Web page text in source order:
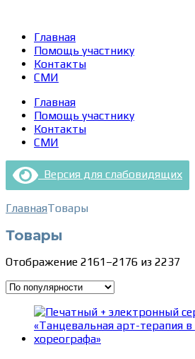
Главная
Помощь участнику
Контакты
СМИ
Главная
Помощь участнику
Контакты
СМИ
Версия для слабовидящих
ГлавнаяТовары
Товары
Отображение 2161–2176 из 2237